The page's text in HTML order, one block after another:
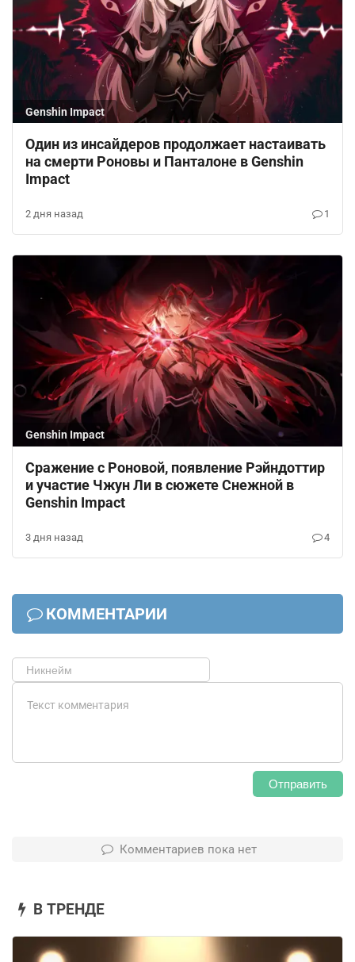
Genshin Impact
Один из инсайдеров продолжает настаивать
на смерти Роновы и Панталоне в Genshin
Impact
2 дня назад 1
Genshin Impact
Сражение с Роновой, появление Рэйндоттир
и участие Чжун Ли в сюжете Снежной в
Genshin Impact
3 дня назад 4
КОММЕНТАРИИ
Отправить
Комментариев пока нет
В ТРЕНДЕ